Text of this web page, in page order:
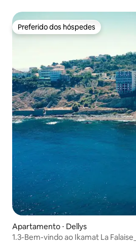
Preferido dos hóspedes
Preferido dos hóspedes
Apartamento ⋅ Dellys
1.3-Bem-vindo ao Ikamat La